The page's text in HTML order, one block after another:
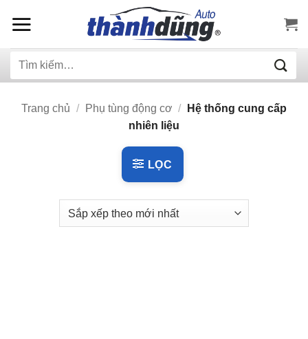
qua
dung
Tìm
Trang chủ / Phụ tùng động cơ /
Hệ thống cung cấp
nhiên liệu
LỌC